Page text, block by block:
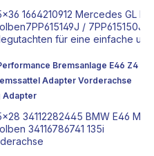
Tuning Adapter mit TÜV
1664210912 Mercedes GL
/ 7PP615150J
für eine einfache
Bremsanlage E46 Z4
Adapter Vorderachse
Adapter
34112282445 BMW E46 M3
34116786741 135i